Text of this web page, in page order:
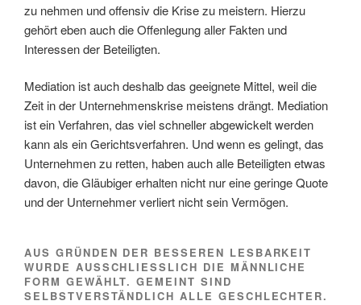
zu nehmen und offensiv die Krise zu meistern. Hierzu
gehört eben auch die Offenlegung aller Fakten und
Interessen der Beteiligten.
Mediation ist auch deshalb das geeignete Mittel, weil die
Zeit in der Unternehmenskrise meistens drängt. Mediation
ist ein Verfahren, das viel schneller abgewickelt werden
kann als ein Gerichtsverfahren. Und wenn es gelingt, das
Unternehmen zu retten, haben auch alle Beteiligten etwas
davon, die Gläubiger erhalten nicht nur eine geringe Quote
und der Unternehmer verliert nicht sein Vermögen.
AUS GRÜNDEN DER BESSEREN LESBARKEIT
WURDE AUSSCHLIESSLICH DIE MÄNNLICHE F
ORM GEWÄHLT. GEMEINT SIND S
ELBSTVERSTÄNDLICH ALLE GESCHLECHTER.